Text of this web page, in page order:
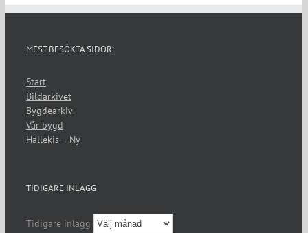
MEST BESÖKTA SIDOR:
Start
Bildarkivet
Bygdearkiv
Vår bygd
Hällekis – Ny
TIDIGARE INLÄGG
Tidigare inlägg